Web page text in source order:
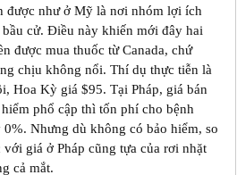
được như ở Mỹ là nơi nhóm lợi ích
cử. Điều này khiến mới đây hai
được mua thuốc từ Canada, chứ
chịu không nổi. Thí dụ thực tiễn là
Hoa Kỳ giá $95. Tại Pháp, giá bán
phổ cập thì tốn phí cho bệnh
Nhưng dù không có bảo hiểm, so
giá ở Pháp cũng tựa của rơi nhặt
cả mắt.